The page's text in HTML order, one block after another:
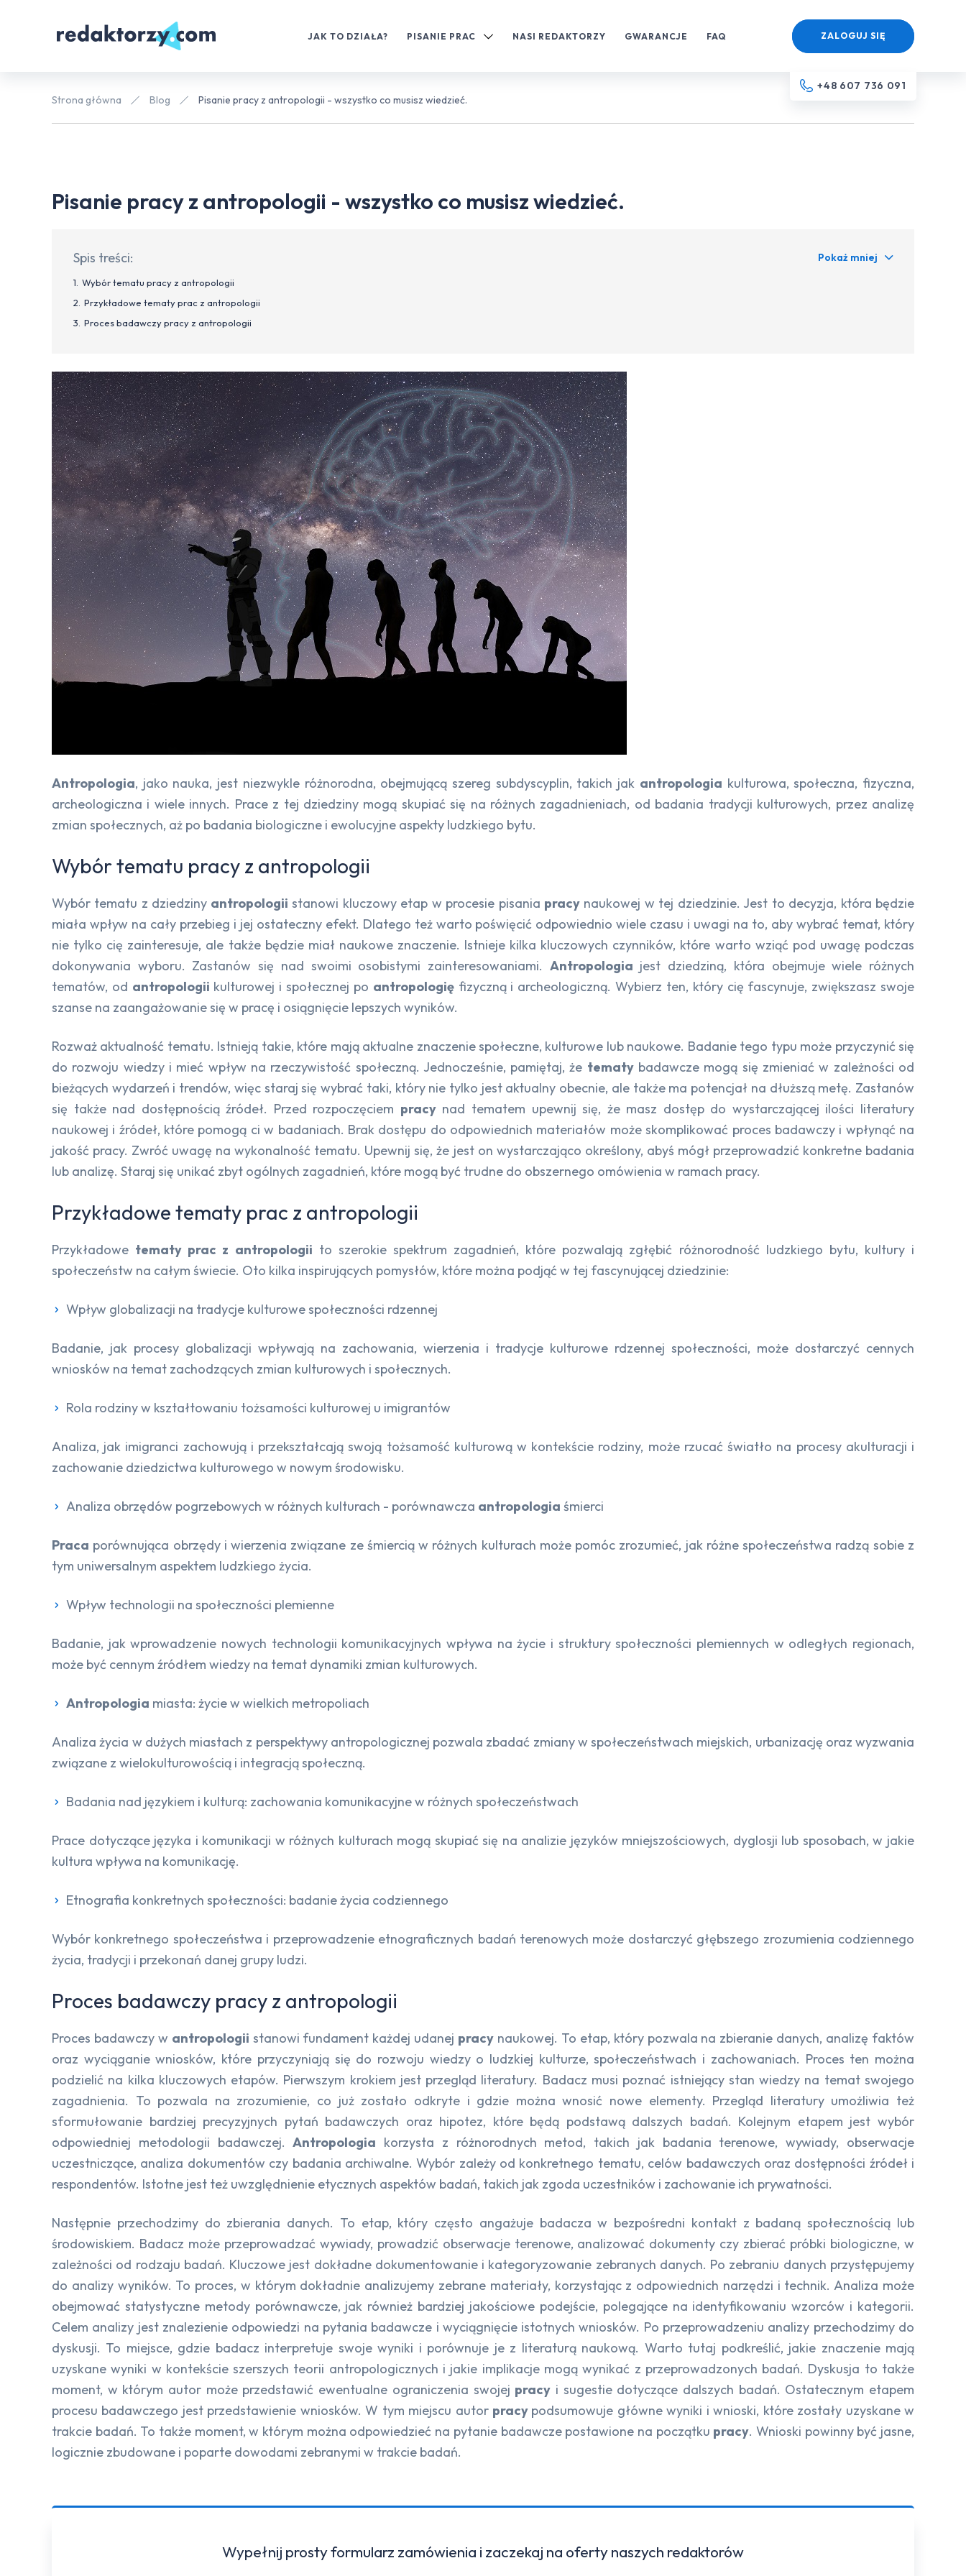
JAK TO DZIAŁA? PISANIE PRAC NASI REDAKTORZY GWARANCJE FAQ
+48 607 736 091
ZALOGUJ SIĘ
Strona główna Blog Pisanie pracy z antropologii - wszystko co musisz wiedzieć.
Pisanie pracy z antropologii - wszystko co musisz wiedzieć.
Spis treści: Pokaż mniej
Wybór tematu pracy z antropologii
Przykładowe tematy prac z antropologii
Proces badawczy pracy z antropologii
Antropologia, jako nauka, jest niezwykle różnorodna, obejmującą szereg subdyscyplin, takich jak antropologia kulturowa, społeczna, fizyczna,
archeologiczna i wiele innych. Prace z tej dziedziny mogą skupiać się na różnych zagadnieniach, od badania tradycji kulturowych, przez analizę
zmian społecznych, aż po badania biologiczne i ewolucyjne aspekty ludzkiego bytu.
Wybór tematu pracy z antropologii
Wybór tematu z dziedziny antropologii stanowi kluczowy etap w procesie pisania pracynaukowej w tej dziedzinie. Jest to decyzja, która będzie
miała wpływ na cały przebieg i jej ostateczny efekt. Dlatego też warto poświęcić odpowiednio wiele czasu i uwagi na to, aby wybrać temat, który
nie tylko cię zainteresuje, ale także będzie miał naukowe znaczenie. Istnieje kilka kluczowych czynników, które warto wziąć pod uwagę podczas
dokonywania wyboru. Zastanów się nad swoimi osobistymi zainteresowaniami. Antropologia jest dziedziną, która obejmuje wiele różnych
tematów, od antropologii kulturowej i społecznej po antropologięfizyczną i archeologiczną. Wybierz ten, który cię fascynuje, zwiększasz swoje
szanse na zaangażowanie się w pracę i osiągnięcie lepszych wyników.
Rozważ aktualność tematu. Istnieją takie, które mają aktualne znaczenie społeczne, kulturowe lub naukowe. Badanie tego typu może przyczynić się
do rozwoju wiedzy i mieć wpływ na rzeczywistość społeczną. Jednocześnie, pamiętaj, że tematybadawcze mogą się zmieniać w zależności od
bieżących wydarzeń i trendów, więc staraj się wybrać taki, który nie tylko jest aktualny obecnie, ale także ma potencjał na dłuższą metę. Zastanów
się także nad dostępnością źródeł. Przed rozpoczęciem pracynad tematem upewnij się, że masz dostęp do wystarczającej ilości literatury
naukowej i źródeł, które pomogą ci w badaniach. Brak dostępu do odpowiednich materiałów może skomplikować proces badawczy i wpłynąć na
jakość pracy. Zwróć uwagę na wykonalność tematu. Upewnij się, że jest on wystarczająco określony, abyś mógł przeprowadzić konkretne badania
lub analizę. Staraj się unikać zbyt ogólnych zagadnień, które mogą być trudne do obszernego omówienia w ramach pracy.
Przykładowe tematy prac z antropologii
Przykładowe tematy prac z antropologii to szerokie spektrum zagadnień, które pozwalają zgłębić różnorodność ludzkiego bytu, kultury i
społeczeństw na całym świecie. Oto kilka inspirujących pomysłów, które można podjąć w tej fascynującej dziedzinie:
Wpływ globalizacji na tradycje kulturowe społeczności rdzennej
Badanie, jak procesy globalizacji wpływają na zachowania, wierzenia i tradycje kulturowe rdzennej społeczności, może dostarczyć cennych
wniosków na temat zachodzących zmian kulturowych i społecznych.
Rola rodziny w kształtowaniu tożsamości kulturowej u imigrantów
Analiza, jak imigranci zachowują i przekształcają swoją tożsamość kulturową w kontekście rodziny, może rzucać światło na procesy akulturacji i
zachowanie dziedzictwa kulturowego w nowym środowisku.
Analiza obrzędów pogrzebowych w różnych kulturach - porównawcza antropologia śmierci
Praca porównująca obrzędy i wierzenia związane ze śmiercią w różnych kulturach może pomóc zrozumieć, jak różne społeczeństwa radzą sobie z
tym uniwersalnym aspektem ludzkiego życia.
Wpływ technologii na społeczności plemienne
Badanie, jak wprowadzenie nowych technologii komunikacyjnych wpływa na życie i struktury społeczności plemiennych w odległych regionach,
może być cennym źródłem wiedzy na temat dynamiki zmian kulturowych.
Antropologia miasta: życie w wielkich metropoliach
Analiza życia w dużych miastach z perspektywy antropologicznej pozwala zbadać zmiany w społeczeństwach miejskich, urbanizację oraz wyzwania
związane z wielokulturowością i integracją społeczną.
Badania nad językiem i kulturą: zachowania komunikacyjne w różnych społeczeństwach
Prace dotyczące języka i komunikacji w różnych kulturach mogą skupiać się na analizie języków mniejszościowych, dyglosji lub sposobach, w jakie
kultura wpływa na komunikację.
Etnografia konkretnych społeczności: badanie życia codziennego
Wybór konkretnego społeczeństwa i przeprowadzenie etnograficznych badań terenowych może dostarczyć głębszego zrozumienia codziennego
życia, tradycji i przekonań danej grupy ludzi.
Proces badawczy pracy z antropologii
Proces badawczy w antropologii stanowi fundament każdej udanej pracy naukowej. To etap, który pozwala na zbieranie danych, analizę faktów
oraz wyciąganie wniosków, które przyczyniają się do rozwoju wiedzy o ludzkiej kulturze, społeczeństwach i zachowaniach. Proces ten można
podzielić na kilka kluczowych etapów. Pierwszym krokiem jest przegląd literatury. Badacz musi poznać istniejący stan wiedzy na temat swojego
zagadnienia. To pozwala na zrozumienie, co już zostało odkryte i gdzie można wnosić nowe elementy. Przegląd literatury umożliwia też
sformułowanie bardziej precyzyjnych pytań badawczych oraz hipotez, które będą podstawą dalszych badań. Kolejnym etapem jest wybór
odpowiedniej metodologii badawczej.Antropologia korzysta z różnorodnych metod, takich jak badania terenowe, wywiady, obserwacje
uczestniczące, analiza dokumentów czy badania archiwalne. Wybór zależy od konkretnego tematu, celów badawczych oraz dostępności źródeł i
respondentów. Istotne jest też uwzględnienie etycznych aspektów badań, takich jak zgoda uczestników i zachowanie ich prywatności.
Następnie przechodzimy do zbierania danych. To etap, który często angażuje badacza w bezpośredni kontakt z badaną społecznością lub
środowiskiem. Badacz może przeprowadzać wywiady, prowadzić obserwacje terenowe, analizować dokumenty czy zbierać próbki biologiczne, w
zależności od rodzaju badań. Kluczowe jest dokładne dokumentowanie i kategoryzowanie zebranych danych. Po zebraniu danych przystępujemy
do analizy wyników. To proces, w którym dokładnie analizujemy zebrane materiały, korzystając z odpowiednich narzędzi i technik. Analiza może
obejmować statystyczne metody porównawcze, jak również bardziej jakościowe podejście, polegające na identyfikowaniu wzorców i kategorii.
Celem analizy jest znalezienie odpowiedzi na pytania badawcze i wyciągnięcie istotnych wniosków. Po przeprowadzeniu analizy przechodzimy do
dyskusji. To miejsce, gdzie badacz interpretuje swoje wyniki i porównuje je z literaturą naukową. Warto tutaj podkreślić, jakie znaczenie mają
uzyskane wyniki w kontekście szerszych teorii antropologicznych i jakie implikacje mogą wynikać z przeprowadzonych badań. Dyskusja to także
moment, w którym autor może przedstawić ewentualne ograniczenia swojej pracy i sugestie dotyczące dalszych badań. Ostatecznym etapem
procesu badawczego jest przedstawienie wniosków. W tym miejscu autor pracy podsumowuje główne wyniki i wnioski, które zostały uzyskane w
trakcie badań. To także moment, w którym można odpowiedzieć na pytanie badawcze postawione na początku pracy. Wnioski powinny być jasne,
logicznie zbudowane i poparte dowodami zebranymi w trakcie badań.
Wypełnij prosty formularz zamówienia i zaczekaj na oferty naszych redaktorów